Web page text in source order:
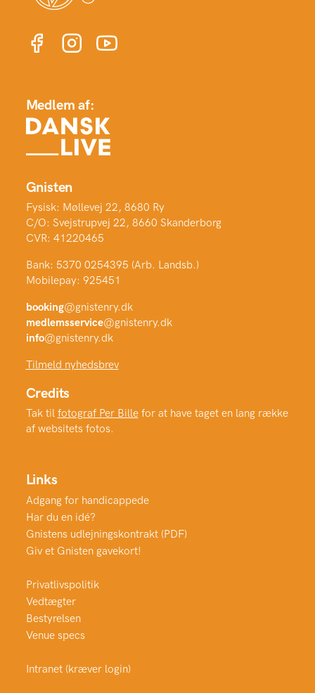
Medlem af:
Gnisten
Fysisk: Møllevej 22, 8680 Ry
C/O: Svejstrupvej 22, 8660 Skanderborg
CVR: 41220465
Bank: 5370 0254395 (Arb. Landsb.)
Mobilepay: 925451
booking@gnistenry.dk
medlemsservice@gnistenry.dk
info@gnistenry.dk
Tilmeld nyhedsbrev
Credits
Tak til fotograf Per Billefor at have taget en lang række
af websitets fotos.
Links
Adgang for handicappede
Har du en idé?
Gnistens udlejningskontrakt (PDF)
Giv et Gnisten gavekort!
Privatlivspolitik
Vedtægter
Bestyrelsen
Venue specs
Intranet (kræver login)